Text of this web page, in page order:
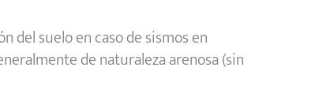
del suelo en caso de sismos en
de naturaleza arenosa (sin